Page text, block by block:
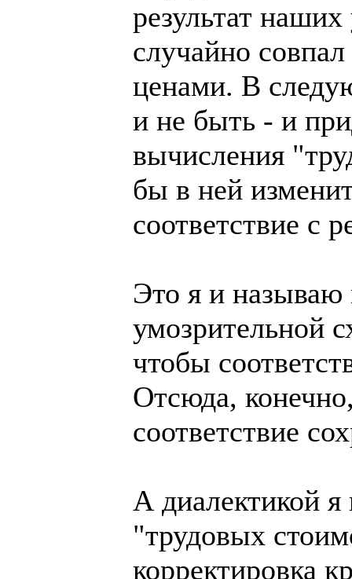
результат
случайно
ценами. В
и не быть - и
вычисления
бы в ней
соответствие с
Это я и называю
умозрительной
чтобы
Отсюда,
соответствие
А диалектикой я
"трудовых
корректировка